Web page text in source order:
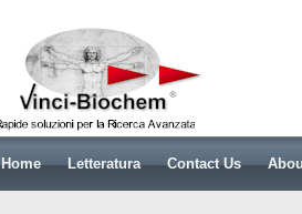
Home Letteratura Contact Us